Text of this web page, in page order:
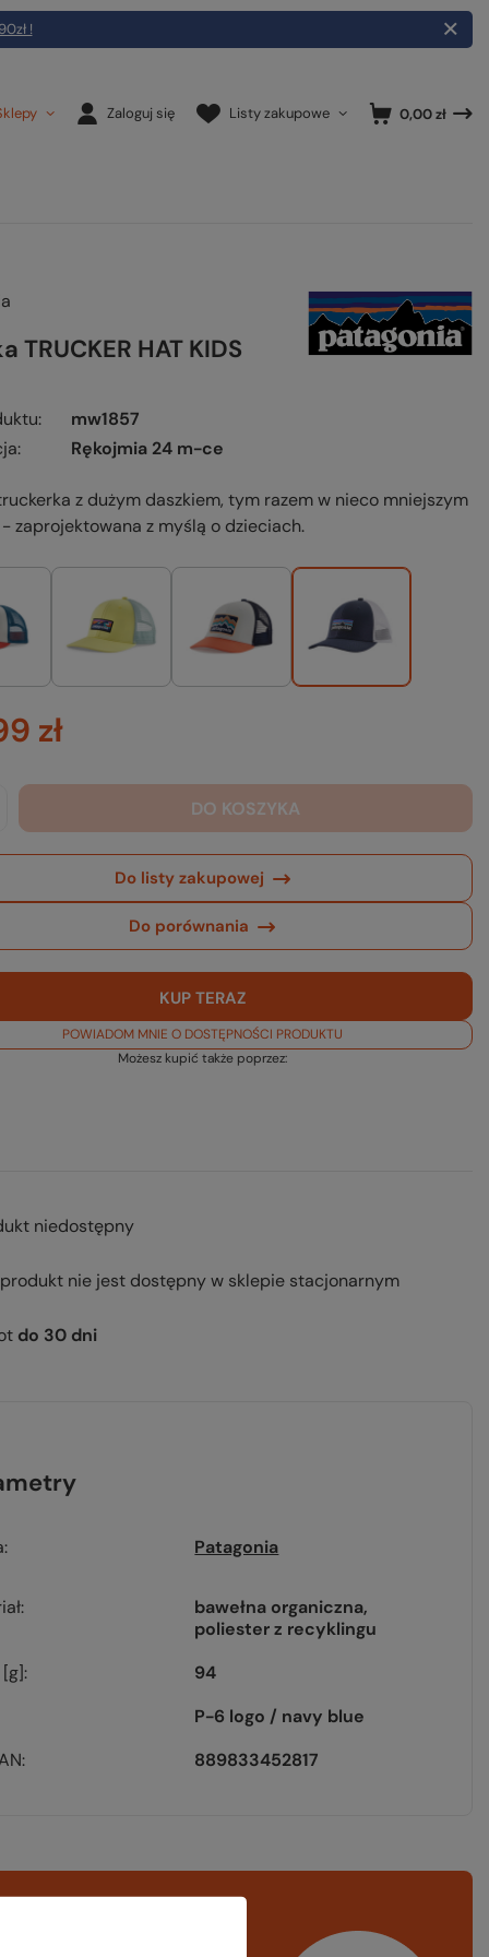
!
Zaloguj się Listy zakupowe 0,00 zł
TRUCKER HAT KIDS
mw1857
Rękojmia 24 m-ce
z dużym daszkiem, tym razem w nieco mniejszym
zaprojektowana z myślą o dzieciach.
zł
DO KOSZYKA
Do listy zakupowej
Do porównania
KUP TERAZ
POWIADOM MNIE O DOSTĘPNOŚCI PRODUKTU
Możesz kupić także poprzez:
niedostępny
nie jest dostępny w sklepie stacjonarnym
do 30 dni
Patagonia
bawełna organiczna
poliester z recyklingu
[g]
94
P-6 logo / navy blue
889833452817